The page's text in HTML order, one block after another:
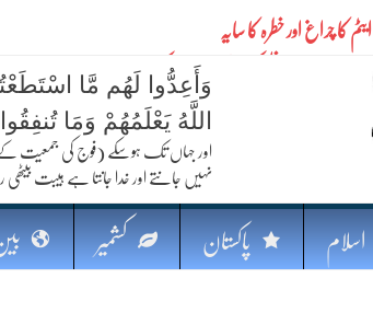
ایٹم کا چراغ اور خطرہ کا سایہ
تیل،تلواراورتدبر:خلیج کی بدلتی بساط پرپاکستان
ایٹم کا نیا افق: طاقت، سیاست اور مشرقِ وسطیٰ کا مستقبل
فکرِ اقبال اورامنِ عالم میں پاکستان کاکردار
جہاں ایک لہر دنیا بدل سکتی ہے
پردہ وبیانیہ
وَأَعِدُّوا لَهُم مَّا
اللَّهُ يَعْلَمُهُمْ وَمَا
اور جہاں تک ہوسکے (فوج کی جمعیت
نہیں جانتے اور خدا جانتا ہے ہیبت بیٹھی
اسلام پاکستان کشمیر